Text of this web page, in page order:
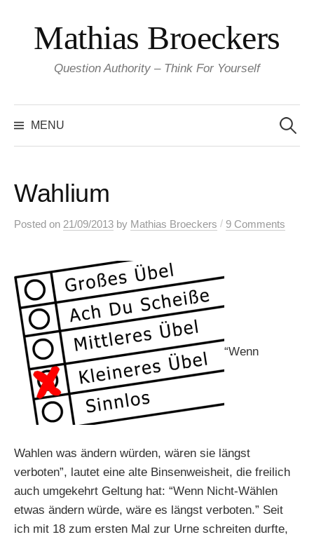
content
Mathias Broeckers
Question Authority – Think For Yourself
MENU
for:
Wahlium
Posted on 21/09/2013 by Mathias Broeckers / 9 Comments
“Wenn
Wahlen was ändern würden, wären sie längst
verboten”, lautet eine alte Binsenweisheit, die freilich
auch umgekehrt Geltung hat: “Wenn Nicht-Wählen
etwas ändern würde, wäre es längst verboten.” Seit
ich mit 18 zum ersten Mal zur Urne schreiten durfte,